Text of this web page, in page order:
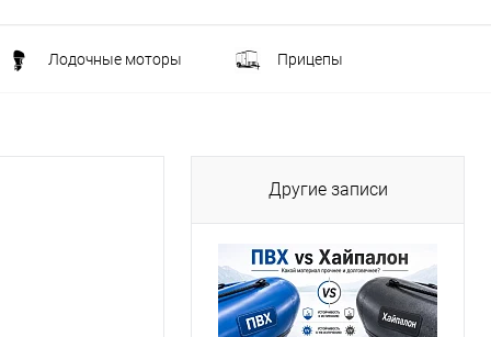
Лодочные моторы Прицепы
Водоснабжение и поливДругие записи